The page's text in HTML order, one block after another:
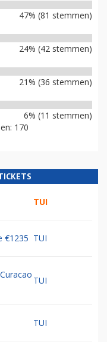
47% (81 stemmen)
24% (42 stemmen)
21% (36 stemmen)
6% (11 stemmen)
170
TUI
€1235 TUI
TUI
TUI